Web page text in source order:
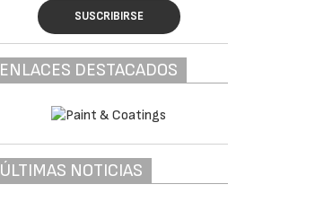
SUSCRIBIRSE
ENLACES DESTACADOS
ÚLTIMAS NOTICIAS